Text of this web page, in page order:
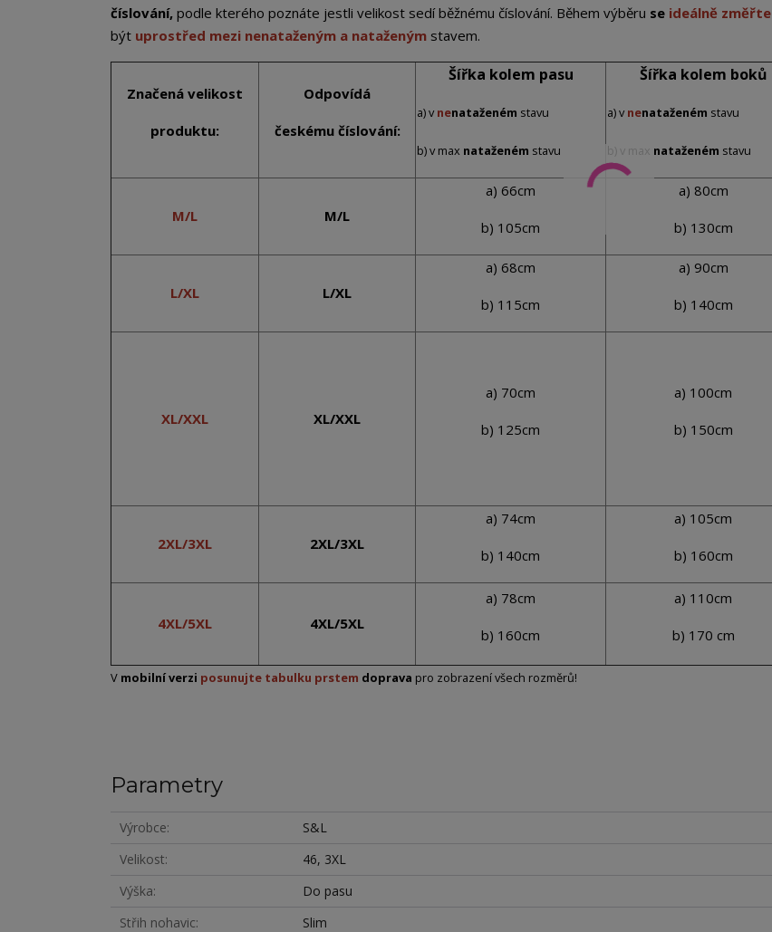
číslování, podle kterého poznáte jestli velikost sedí běžnému číslování. Během výběru se ideálně změřte
být uprostřed mezi nenataženým a nataženým stavem.
Značená velikost
produktu:
Odpovídá
českému číslování:
Šířka kolem pasu
a) vnenataženém stavu
b) v max nataženém stavu
Šířka kolem boků
a) vnenataženém stavu
b) v max nataženém stavu
M/L M/L
a) 66cm
b) 105cm
a) 80cm
b) 130cm
L/XL L/XL
a) 68cm
b) 115cm
a) 90cm
b) 140cm
XL/XXL XL/XXL
a) 70cm
b) 125cm
a) 100cm
b) 150cm
2XL/3XL 2XL/3XL
a) 74cm
b) 140cm
a) 105cm
b) 160cm
4XL/5XL 4XL/5XL
a) 78cm
b) 160cm
a) 110cm
b) 170 cm
V mobilní verzi posunujte tabulku prstem doprava pro zobrazení všech rozměrů!
Parametry
Výrobce
S&L
Velikost
46, 3XL
Výška
Do pasu
Střih nohavic
Slim